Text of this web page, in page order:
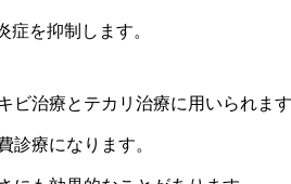
症を抑制します。
ビ治療とテカリ治療に用いられま
診療になります。